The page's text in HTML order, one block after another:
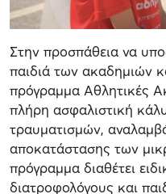
Στην προσπάθεια να
παιδιά των ακαδημιών
πρόγραμμα Αθλητικές
πλήρη ασφαλιστική
τραυματισμών,
αποκατάστασης των
πρόγραμμα διαθέτει
διατροφολόγους και